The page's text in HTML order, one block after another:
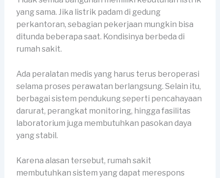
yang sama. Jika listrik padam di gedung
perkantoran, sebagian pekerjaan mungkin bisa
ditunda beberapa saat. Kondisinya berbeda di
rumah sakit.
Ada peralatan medis yang harus terus beroperasi
selama proses perawatan berlangsung. Selain itu,
berbagai sistem pendukung seperti pencahayaan
darurat, perangkat monitoring, hingga fasilitas
laboratorium juga membutuhkan pasokan daya
yang stabil.
Karena alasan tersebut, rumah sakit
membutuhkan sistem yang dapat merespons